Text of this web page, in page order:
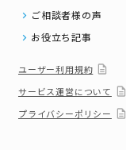
ご相談者様の声
お役立ち記事
ユーザー利用規約
サービス運営について
プライバシーポリシー